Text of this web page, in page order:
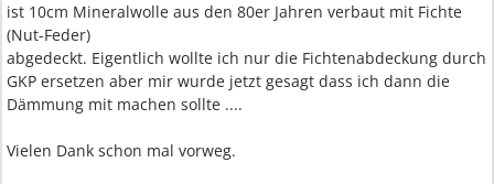
ist 10cm Mineralwolle aus den 80er Jahren verbaut mit Fichte
(Nut-Feder)
abgedeckt. Eigentlich wollte ich nur die Fichtenabdeckung durch
GKP ersetzen aber mir wurde jetzt gesagt dass ich dann die
Dämmung mit machen sollte ....
Vielen Dank schon mal vorweg.